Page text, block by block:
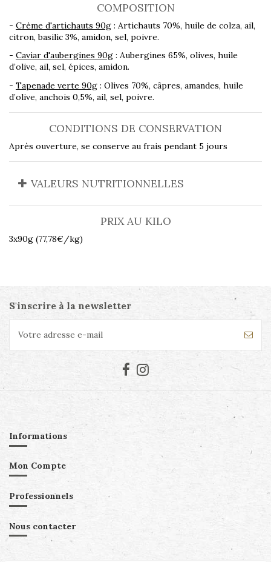
COMPOSITION
- Crème d'artichauts 90g : Artichauts 70%, huile de colza, ail,
citron, basilic 3%, amidon, sel, poivre.
- Caviar d'aubergines 90g : Aubergines 65%, olives, huile
d’olive, ail, sel, épices, amidon.
- Tapenade verte 90g : Olives 70%, câpres, amandes, huile
d’olive, anchois 0,5%, ail, sel, poivre.
CONDITIONS DE CONSERVATION
Après ouverture, se conserve au frais pendant 5 jours
VALEURS NUTRITIONNELLES
PRIX AU KILO
3x90g (77,78€/kg)
S'inscrire à la newsletter
Informations
Mon Compte
Professionnels
Nous contacter